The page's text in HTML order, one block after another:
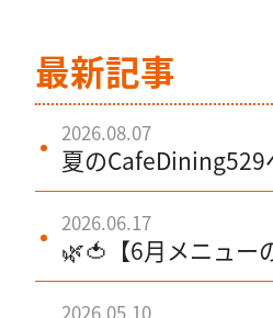
最新記事
2026.08.07
夏のCafeDining529
野菜を楽しむラン
パフェ
2026.06.17
🌿🍅【6月メニュ
2026.05.10